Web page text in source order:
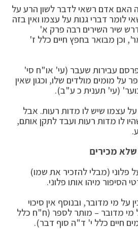
האם אדם רשאי לדבר לשון הרע על
לומר דברי גנות על עצמו ואין בזה
שיר השירים רבה פרק א'
וכן מבואר בחפץ חיים כלל ז'
עבירות שעבר (עי' או"ח סי'
על מומים מולדים שלו, וכגון שאין
(עי' תענית כ ע"ב).
עצמו שיש לו מדות רעות. אבל
לו מדות רעות ועבד לתקן אותם,
מכירים
פלוני (מבלי להזכיר את שמו)
הסיפור מיהו אותו פלוני.
על מי מדובר, ובנוסף אין סיכוי
מי מדובר – מותר לספר (ח"ח כלל
חיים כלל י' ד"ה סוף דבר).